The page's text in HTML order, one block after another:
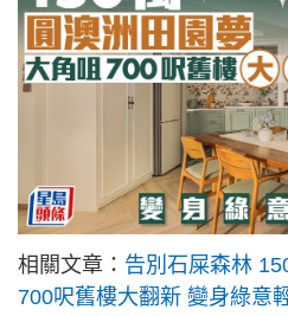
相關文章： 告別石屎森林
700呎舊樓大翻新 變身綠意